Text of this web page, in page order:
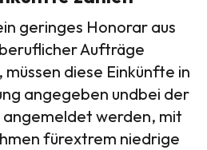
geringes Honorar aus
Aufträge
diese Einkünfte in
angegeben undbei der
angemeldet werden, mit
fürextrem niedrige